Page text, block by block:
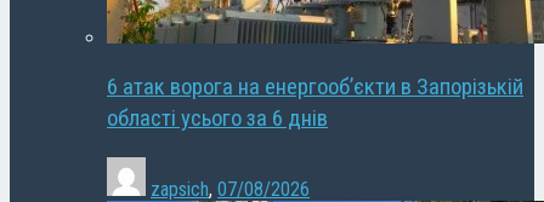
6 атак ворога на енергооб’єкти в Запорізькій
області усього за 6 днів
zapsich, 07/08/2026